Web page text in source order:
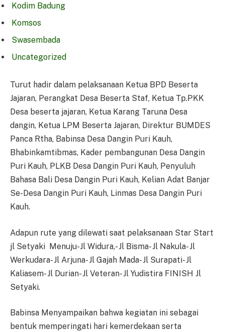
Kodim Badung
Komsos
Swasembada
Uncategorized
Turut hadir dalam pelaksanaan Ketua BPD Beserta
Jajaran, Perangkat Desa Beserta Staf, Ketua Tp.PKK
Desa beserta jajaran, Ketua Karang Taruna Desa
dangin, Ketua LPM Beserta Jajaran, Direktur BUMDES
Panca Rtha, Babinsa Desa Dangin Puri Kauh,
Bhabinkamtibmas, Kader pembangunan Desa Dangin
Puri Kauh, PLKB Desa Dangin Puri Kauh, Penyuluh
Bahasa Bali Desa Dangin Puri Kauh, Kelian Adat Banjar
Se-Desa Dangin Puri Kauh, Linmas Desa Dangin Puri
Kauh.
Adapun rute yang dilewati saat pelaksanaan Star Start
jl Setyaki Menuju-Jl Widura,- Jl Bisma- Jl Nakula- Jl
Werkudara- Jl Arjuna- Jl Gajah Mada- Jl Surapati- Jl
Kaliasem- Jl Durian- Jl Veteran- Jl Yudistira FINISH Jl
Setyaki.
Babinsa Menyampaikan bahwa kegiatan ini sebagai
bentuk memperingati hari kemerdekaan serta